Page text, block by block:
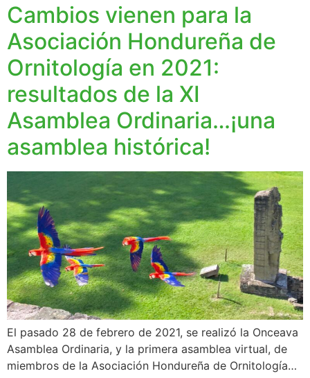
Cambios vienen para la
Asociación Hondureña de
Ornitología en 2021:
resultados de la XI
Asamblea Ordinaria…¡una
asamblea histórica!
El pasado 28 de febrero de 2021, se realizó la Onceava
Asamblea Ordinaria, y la primera asamblea virtual, de
miembros de la Asociación Hondureña de Ornitología…